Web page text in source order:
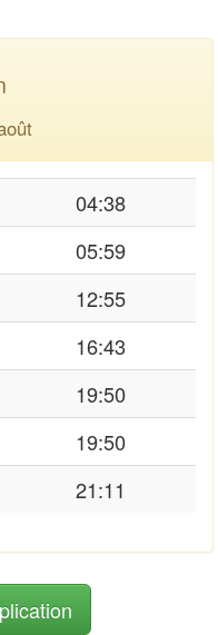
04:38
05:59
12:55
16:43
19:50
19:50
21:11